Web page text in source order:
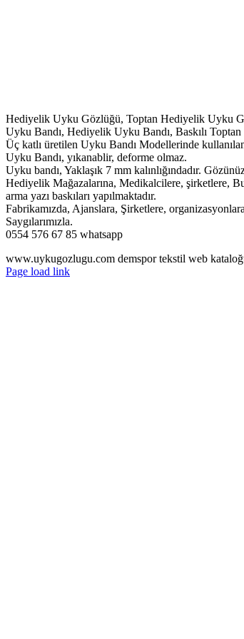
Hediyelik Uyku Gözlüğü, Toptan Hediyelik Uyku
Uyku Bandı, Hediyelik Uyku Bandı, Baskılı
Üç katlı üretilen Uyku Bandı Modellerinde
Uyku Bandı, yıkanablir, deforme olmaz.
Uyku bandı, Yaklaşık 7 mm kalınlığındadır.
Hediyelik Mağazalarına, Medikalcilere, şirketlere,
arma yazı baskıları yapılmaktadır.
Fabrikamızda, Ajanslara, Şirketlere,
Saygılarımızla.
0554 576 67 85 whatsapp
www.uykugozlugu.com demspor tekstil web
Page load link